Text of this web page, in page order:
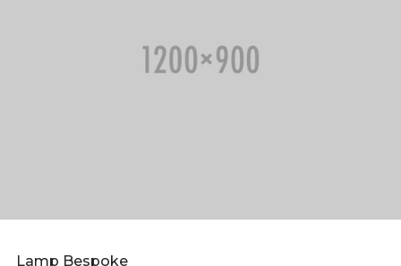
Lamp Bespoke